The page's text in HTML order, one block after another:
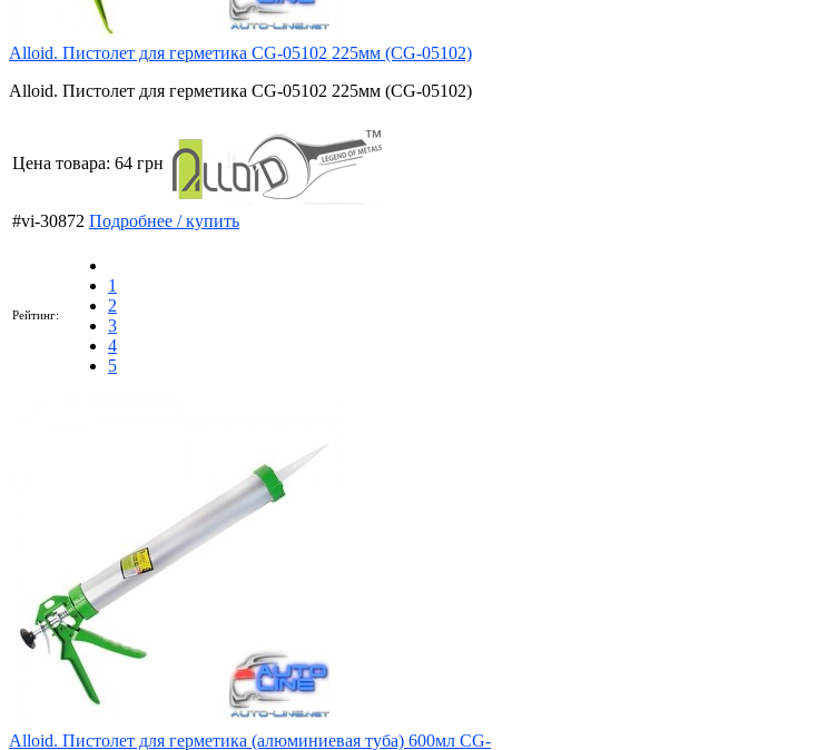
Alloid. Пистолет для герметика CG-05102 225мм (CG-05102)
Alloid. Пистолет для герметика CG-05102 225мм (CG-05102)
Цена товара: 64 грн
#vi-30872 Подробнее / купить
Рейтинг:
1
2
3
4
5
Alloid. Пистолет для герметика (алюминиевая туба) 600мл CG-